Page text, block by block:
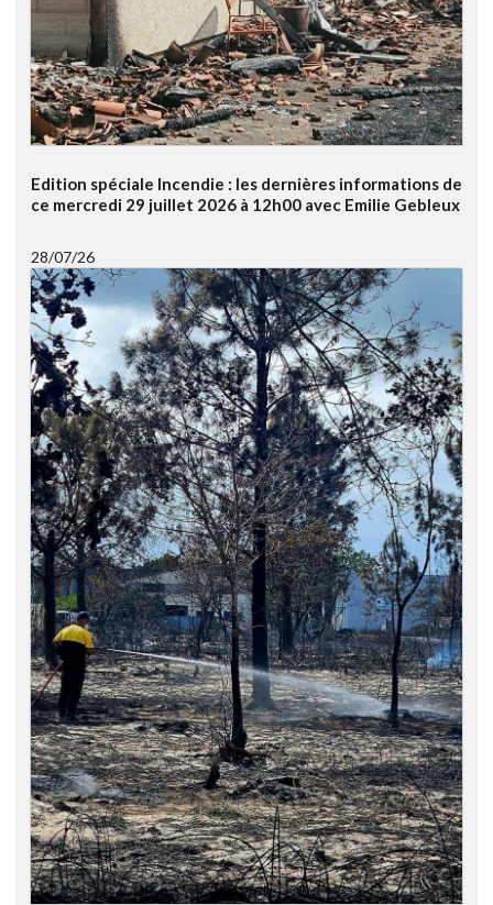
Edition spéciale Incendie : les dernières informations de
ce mercredi 29 juillet 2026 à 12h00 avec Emilie Gebleux
28/07/26